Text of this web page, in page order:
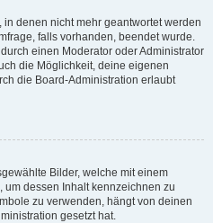
denen nicht mehr geantwortet werden
falls vorhanden, beendet wurde.
einen Moderator oder Administrator
die Möglichkeit, deine eigenen
die Board-Administration erlaubt
Bilder, welche mit einem
dessen Inhalt kennzeichnen zu
zu verwenden, hängt von deinen
gesetzt hat.